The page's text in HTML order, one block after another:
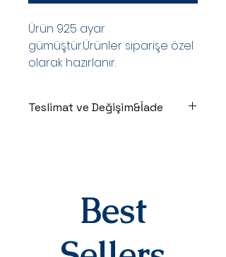
Ürün 925 ayar
gümüştür.Ürünler siparişe özel
olarak hazırlanır.
Teslimat ve Değişim&İade
takip numaranız,anlaşmalı kargo
firmamız olan Yurtiçi Kargo
tarafından size sms olarak iletilir.
DEĞİŞİM&İADE
Best